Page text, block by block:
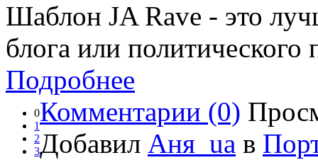
Шаблон JA Rave - это
блога или политического
Подробнее
0
1
2
3
Комментарии (0)
Добавил Аня_ua в